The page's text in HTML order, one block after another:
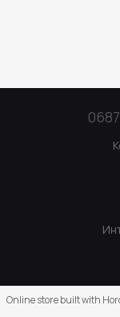
Online store built with